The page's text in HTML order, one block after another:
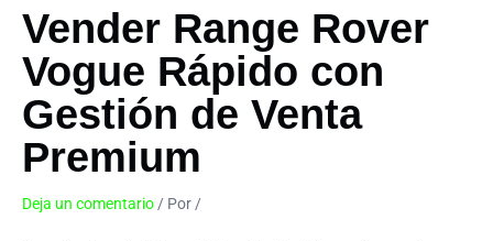
Vender Range Rover
Vogue Rápido con
Gestión de Venta
Premium
Deja un comentario / Por /